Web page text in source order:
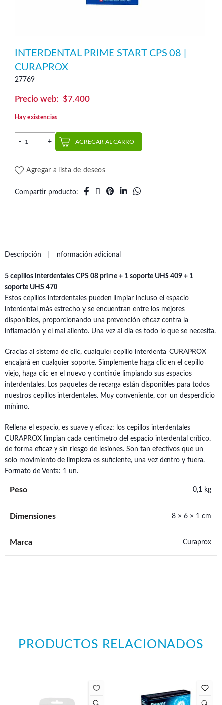
INTERDENTAL PRIME START CPS 08 |
CURAPROX
27769
$7.400
Hay existencias
Interdental Prime Start CPS 08 | Curaprox cantidad
AGREGAR AL CARRO
Agregar a lista de deseos
Compartir producto
Descripción Información adicional
5 cepillos interdentales CPS 08 prime + 1 soporte UHS 409 + 1
soporte UHS 470
Estos cepillos interdentales pueden limpiar incluso el espacio
interdental más estrecho y se encuentran entre los mejores
disponibles, proporcionando una prevención eficaz contra la
inflamación y el mal aliento. Una vez al día es todo lo que se necesita.
Gracias al sistema de clic, cualquier cepillo interdental CURAPROX
encajará en cualquier soporte. Simplemente haga clic en el cepillo
viejo, haga clic en el nuevo y continúe limpiando sus espacios
interdentales. Los paquetes de recarga están disponibles para todos
nuestros cepillos interdentales. Muy conveniente, con un desperdicio
mínimo.
Rellena el espacio, es suave y eficaz: los cepillos interdentales
CURAPROX limpian cada centímetro del espacio interdental crítico,
de forma eficaz y sin riesgo de lesiones. Son tan efectivos que un
solo movimiento de limpieza es suficiente, una vez dentro y fuera.
Formato de Venta: 1 un.
Peso 0,1 kg
Dimensiones 8 × 6 × 1 cm
Marca Curaprox
PRODUCTOS RELACIONADOS